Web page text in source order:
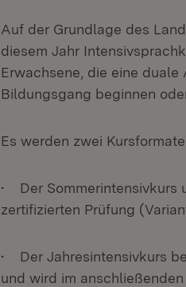
Auf der Grundlage des
diesem Jahr
Erwachsene, die eine
Bildungsgang beginnen
Es werden zwei
• Der Sommerintensivkurs
zertifizierten Prüfung
• Der Jahresintensivkurs
und wird im